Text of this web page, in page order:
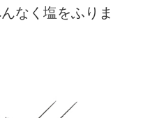
なく塩をふりま